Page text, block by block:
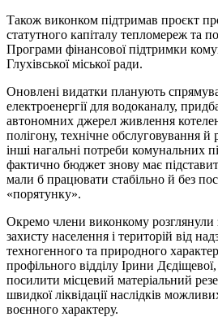
Також виконком підтримав проєкт
статутного капіталу тепломереж та
Програми фінансової підтримки
Глухівської міської ради.
Оновлені видатки планують
електроенергії для водоканалу,
автономних джерел живлення
полігону, технічне обслуговування й
інші нагальні потреби комунальних
фактично бюджет знову має
мали б працювати стабільно й без
«порятунку».
Окремо члени виконкому розглянули
захисту населення і територій від
техногенного та природного
профільного відділу Ірини
посилити місцевий матеріальний
швидкої ліквідації наслідків
воєнного характеру.